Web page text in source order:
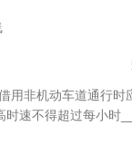
用非机动车道通行时
速不得超过每小时